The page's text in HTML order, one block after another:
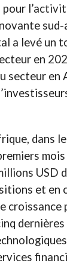
a levé un
en
secteur en
dans
USD
et en
croissance